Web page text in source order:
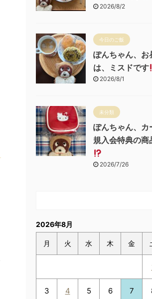
2026/8/2
今日のご飯
ぽんちゃん、お
は、ミスドです
2026/8/1
未分類
ぽんちゃん、カ
規入会特典の商
2026/7/26
2026年8月
月 火 水 木 金
3 4 5 6 7